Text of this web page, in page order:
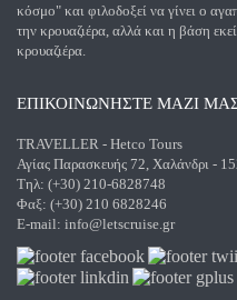
κόσμο" και φιλοδοξεί να γίνει ο
την κρουαζιέρα, αλλά και η βάση
κρουαζιέρα.
ΕΠΙΚΟΙΝΩΝΗΣΤΕ ΜΑΖΙ
TRAVELLER - Hetco Tours
Αγίας Παρασκευής 72, Χαλάνδρι -
Τηλ: (+30) 210-6828748
Φαξ: (+30) 210 6828246
E-mail: info@letscruise.gr